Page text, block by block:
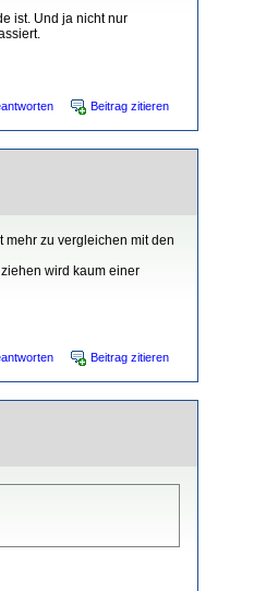
ist. Und ja nicht nur
Beitrag zitieren
zu vergleichen mit den
wird kaum einer
Beitrag zitieren